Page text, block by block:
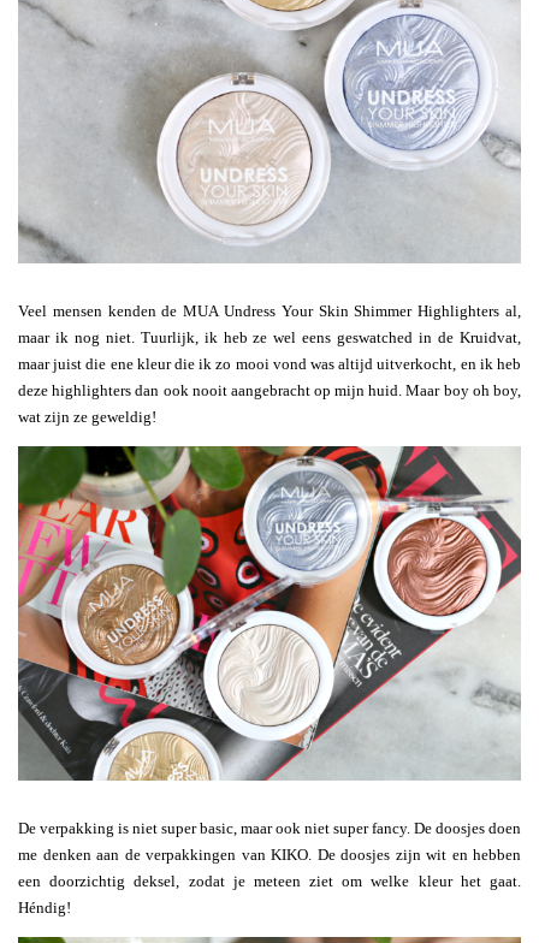
Veel mensen kenden de MUA Undress Your Skin Shimmer Highlighters al,
maar ik nog niet. Tuurlijk, ik heb ze wel eens geswatched in de Kruidvat,
maar juist die ene kleur die ik zo mooi vond was altijd uitverkocht, en ik heb
deze highlighters dan ook nooit aangebracht op mijn huid. Maar boy oh boy,
wat zijn ze geweldig!
De verpakking is niet super basic, maar ook niet super fancy. De doosjes doen
me denken aan de verpakkingen van KIKO. De doosjes zijn wit en hebben
een doorzichtig deksel, zodat je meteen ziet om welke kleur het gaat.
Héndig!